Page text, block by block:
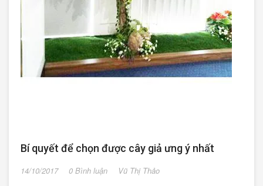
Bí quyết để chọn được cây giả ưng ý nhất
14/10/2017 0 Bình luận
Vũ Thị Thảo